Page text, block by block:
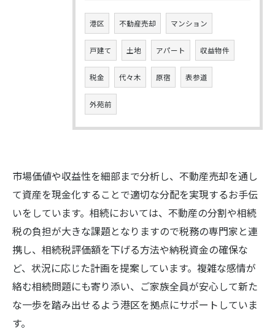
港区 不動産売却 マンション
戸建て 土地 アパート 収益物件
税金 代々木 原宿 表参道
外苑前
市場価値や収益性を細部まで分析し、不動産売却を通し
て資産を現金化することで適切な分配を実現するお手伝
いをしています。相続においては、不動産の分割や相続
税の負担が大きな課題となりますので税務の専門家と連
携し、相続税評価額を下げる方法や納税資金の確保な
ど、状況に応じた計画を提案しています。複雑な感情が
絡む相続問題にも寄り添い、ご家族全員が安心して新た
な一歩を踏み出せるよう港区を拠点にサポートしていま
す。